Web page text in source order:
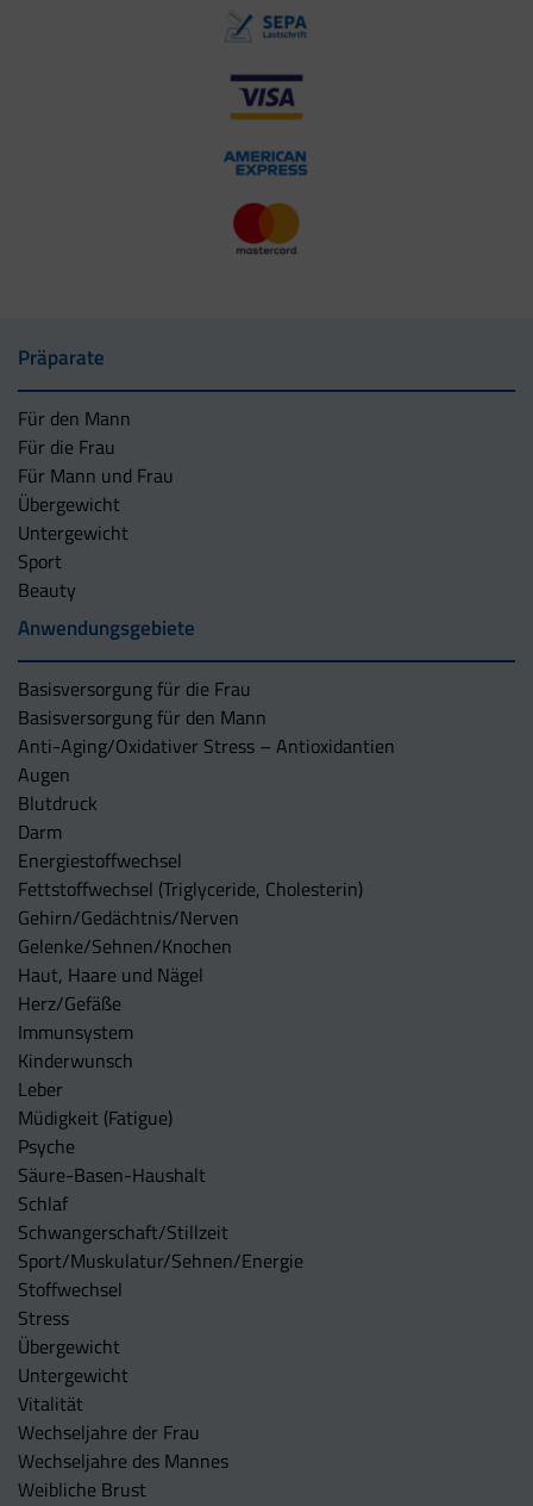
Präparate
Für den Mann
Für die Frau
Für Mann und Frau
Übergewicht
Untergewicht
Sport
Beauty
Anwendungsgebiete
Basisversorgung für die Frau
Basisversorgung für den Mann
Anti-Aging/Oxidativer Stress – Antioxidantien
Augen
Blutdruck
Darm
Energiestoffwechsel
Fettstoffwechsel (Triglyceride, Cholesterin)
Gehirn/Gedächtnis/Nerven
Gelenke/Sehnen/Knochen
Haut, Haare und Nägel
Herz/Gefäße
Immunsystem
Kinderwunsch
Leber
Müdigkeit (Fatigue)
Psyche
Säure-Basen-Haushalt
Schlaf
Schwangerschaft/Stillzeit
Sport/Muskulatur/Sehnen/Energie
Stoffwechsel
Stress
Übergewicht
Untergewicht
Vitalität
Wechseljahre der Frau
Wechseljahre des Mannes
Weibliche Brust